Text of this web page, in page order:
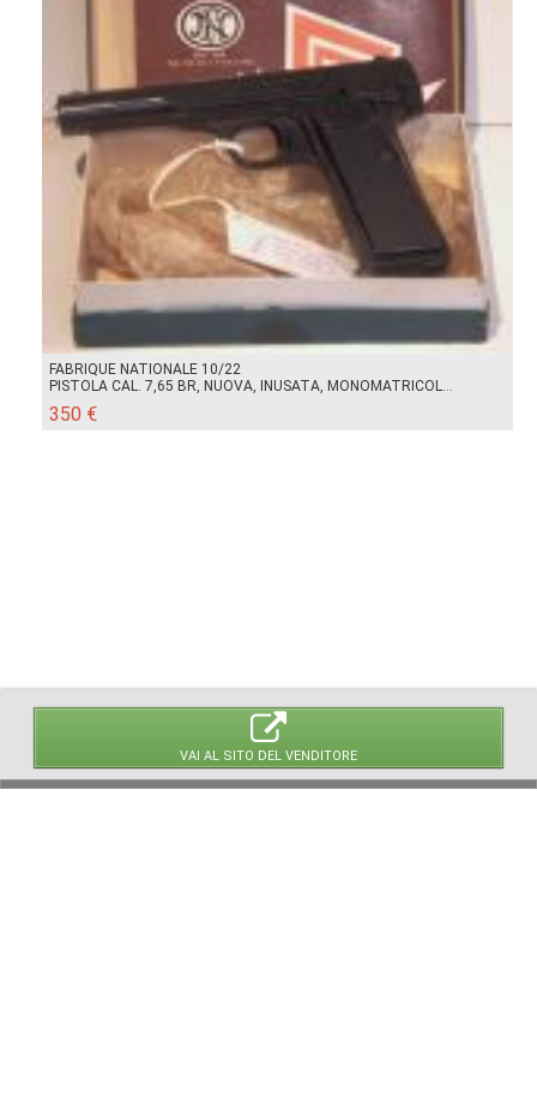
VAI AL SITO DEL VENDITORE
FABRIQUE NATIONALE 10/22
PISTOLA CAL. 7,65 BR, NUOVA, INUSATA, MONOMATRICOL...
350 €